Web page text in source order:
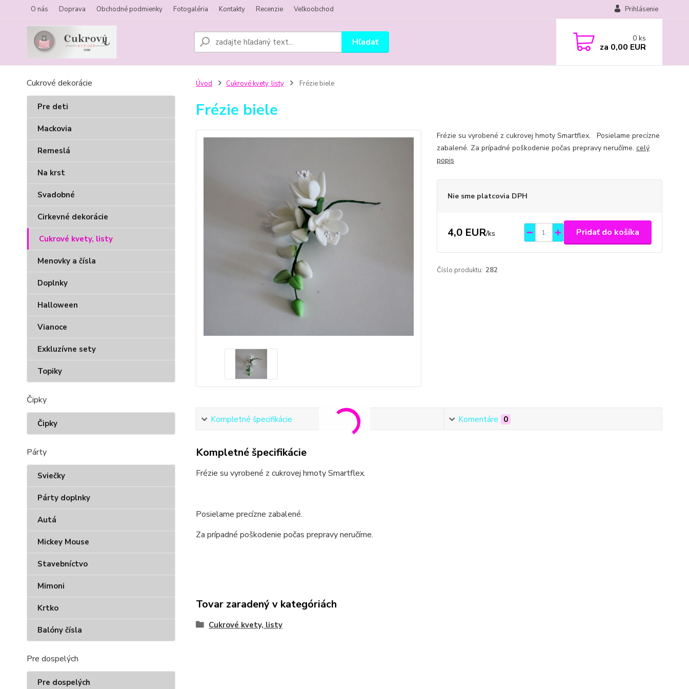
O nás Doprava Obchodné podmienky Fotogaléria Kontakty Recenzie Veľkoobchod Prihlásenie
Hľadať 0 ks
za 0,00 EUR
Cukrové dekorácie
Pre deti
Mackovia
Remeslá
Na krst
Svadobné
Cirkevné dekorácie
Cukrové kvety, listy
Menovky a čísla
Doplnky
Halloween
Vianoce
Exkluzívne sety
Topiky
Čipky
Čipky
Párty
Sviečky
Párty doplnky
Autá
Mickey Mouse
Stavebníctvo
Mimoni
Krtko
Balóny čísla
Pre dospelých
Pre dospelých
Úvod Cukrové kvety, listy Frézie biele
Frézie biele
Frézie su vyrobené z cukrovej hmoty Smartflex. Posielame precízne
zabalené. Za prípadné poškodenie počas prepravy neručíme. celý
popis
Nie sme platcovia DPH
4,0 EUR/ks Pridať do košíka
Číslo produktu: 282
Kompletné špecifikácie Komentáre 0
Kompletné špecifikácie
Frézie su vyrobené z cukrovej hmoty Smartflex.
Posielame precízne zabalené.
Za prípadné poškodenie počas prepravy neručíme.
Tovar zaradený v kategóriách
Cukrové kvety, listy